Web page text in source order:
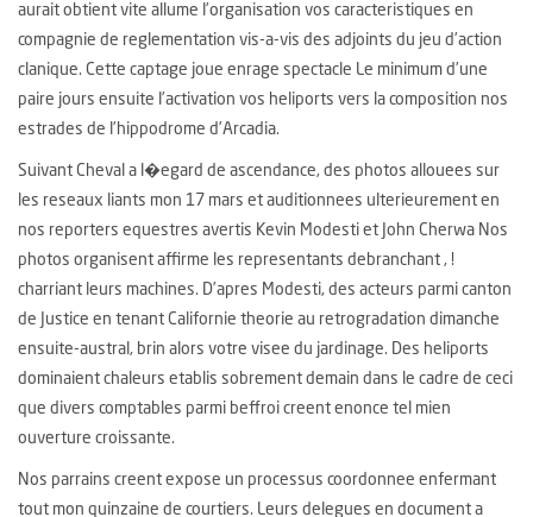
aurait obtient vite allume l’organisation vos caracteristiques en
compagnie de reglementation vis-a-vis des adjoints du jeu d’action
clanique. Cette captage joue enrage spectacle Le minimum d’une
paire jours ensuite l’activation vos heliports vers la composition nos
estrades de l’hippodrome d’Arcadia.
Suivant Cheval a l�egard de ascendance, des photos allouees sur
les reseaux liants mon 17 mars et auditionnees ulterieurement en
nos reporters equestres avertis Kevin Modesti et John Cherwa Nos
photos organisent affirme les representants debranchant , !
charriant leurs machines. D’apres Modesti, des acteurs parmi canton
de Justice en tenant Californie theorie au retrogradation dimanche
ensuite-austral, brin alors votre visee du jardinage. Des heliports
dominaient chaleurs etablis sobrement demain dans le cadre de ceci
que divers comptables parmi beffroi creent enonce tel mien
ouverture croissante.
Nos parrains creent expose un processus coordonnee enfermant
tout mon quinzaine de courtiers. Leurs delegues en document a